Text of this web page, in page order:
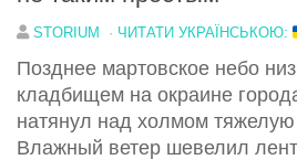
STORIUM · ЧИТАТИ УКРАЇНСЬКОЮ:
Позднее мартовское небо
кладбищем на окраине
натянул над холмом тяжелую
Влажный ветер шевелил